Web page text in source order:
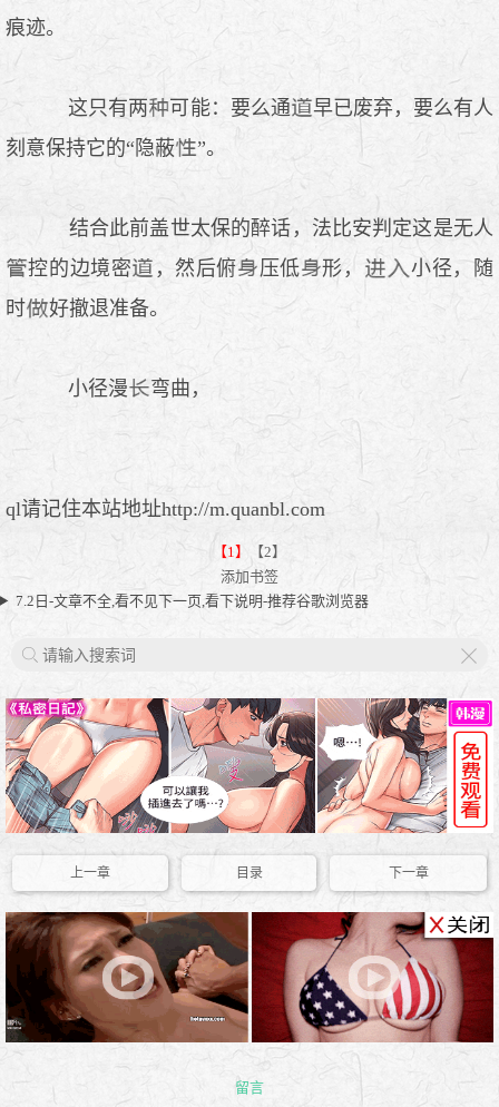
痕迹。
这只有两 可能：要么通
早已废弃，要么有人
刻意保持它的“隐蔽
”。
结合此前盖世太保的醉话，法比安判定这是无人
控的边境密
，然后俯 压低 形，
小径，随
时
好撤退准备。
小径漫 弯曲，
ql请记住本站地址http://m.quanbl.com
【1】
【2】
添加书签
7.2日-文章不全,看不见下一页,看下说明-推荐谷歌浏览器
上一章 目录 下一章
留言